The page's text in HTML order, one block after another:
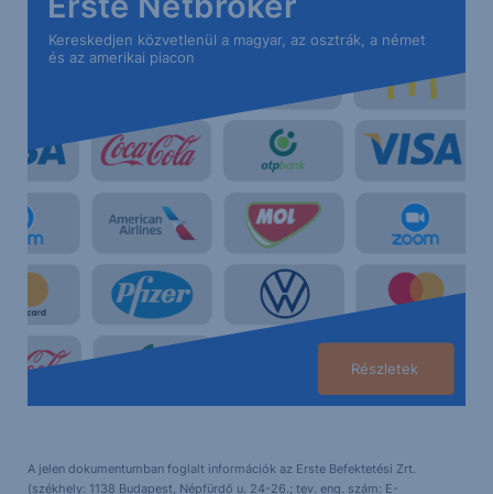
Kereskedjen közvetlenül a magyar, az osztrák, a német
és az amerikai piacon
Részletek
A jelen dokumentumban foglalt információk az Erste Befektetési Zrt.
(székhely: 1138 Budapest, Népfürdő u. 24-26.; tev. eng. szám: E-